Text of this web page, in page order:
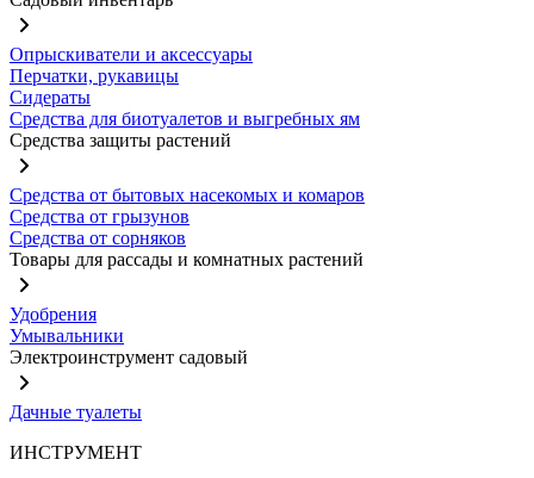
Опрыскиватели и аксессуары
Перчатки, рукавицы
Сидераты
Средства для биотуалетов и выгребных ям
Средства защиты растений
Средства от бытовых насекомых и комаров
Средства от грызунов
Средства от сорняков
Товары для рассады и комнатных растений
Удобрения
Умывальники
Электроинструмент садовый
Дачные туалеты
ИНСТРУМЕНТ